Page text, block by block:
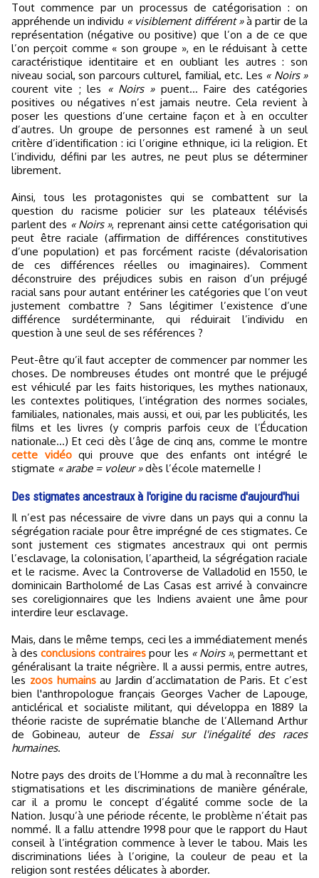
Tout commence par un processus de catégorisation : on
appréhende un individu « visiblement différent »à partir de la
représentation (négative ou positive) que l’on a de ce que
l’on perçoit comme « son groupe », en le réduisant à cette
caractéristique identitaire et en oubliant les autres : son
niveau social, son parcours culturel, familial, etc. Les « Noirs »
courent vite ; les
« Noirs »puent… Faire des catégories
positives ou négatives n’est jamais neutre. Cela revient à
poser les questions d’une certaine façon et à en occulter
d’autres. Un groupe de personnes est ramené à un seul
critère d’identification : ici l’origine ethnique, ici la religion. Et
l’individu, défini par les autres, ne peut plus se déterminer
librement.
Ainsi, tous les protagonistes qui se combattent sur la
question du racisme policier sur les plateaux télévisés
parlent des « Noirs », reprenant ainsi cette catégorisation qui
peut être raciale (affirmation de différences constitutives
d’une population) et pas forcément raciste (dévalorisation
de ces différences réelles ou imaginaires). Comment
déconstruire des préjudices subis en raison d’un préjugé
racial sans pour autant entériner les catégories que l’on veut
justement combattre ? Sans légitimer l’existence d’une
différence surdéterminante, qui réduirait l’individu en
question à une seul de ses références ?
Peut-être qu’il faut accepter de commencer par nommer les
choses. De nombreuses études ont montré que le préjugé
est véhiculé par les faits historiques, les mythes nationaux,
les contextes politiques, l’intégration des normes sociales,
familiales, nationales, mais aussi, et oui, par les publicités, les
films et les livres (y compris parfois ceux de l’Éducation
nationale…) Et ceci dès l’âge de cinq ans, comme le montre
cette vidéoqui prouve que des enfants ont intégré le
stigmate « arabe = voleur »dès l’école maternelle !
Des stigmates ancestraux à l'origine du racisme d'aujourd'hui
Il n’est pas nécessaire de vivre dans un pays qui a connu la
ségrégation raciale pour être imprégné de ces stigmates. Ce
sont justement ces stigmates ancestraux qui ont permis
l’esclavage, la colonisation, l’apartheid, la ségrégation raciale
et le racisme. Avec la Controverse de Valladolid en 1550, le
dominicain Bartholomé de Las Casas est arrivé à convaincre
ses coreligionnaires que les Indiens avaient une âme pour
interdire leur esclavage.
Mais, dans le même temps, ceci les a immédiatement menés
à desconclusions contraires pour les « Noirs », permettant et
généralisant la traite négrière. Il a aussi permis, entre autres,
les zoos humainsau Jardin d’acclimatation de Paris. Et c’est
bien l'anthropologue français Georges Vacher de Lapouge,
anticlérical et socialiste militant, qui développa en 1889 la
théorie raciste de suprématie blanche de l’Allemand Arthur
de Gobineau, auteur de Essai sur l'inégalité des races
humaines.
Notre pays des droits de l’Homme a du mal à reconnaître les
stigmatisations et les discriminations de manière générale,
car il a promu le concept d’égalité comme socle de la
Nation. Jusqu’à une période récente, le problème n’était pas
nommé. Il a fallu attendre 1998 pour que le rapport du Haut
conseil à l’intégration commence à lever le tabou. Mais les
discriminations liées à l’origine, la couleur de peau et la
religion sont restées délicates à aborder.